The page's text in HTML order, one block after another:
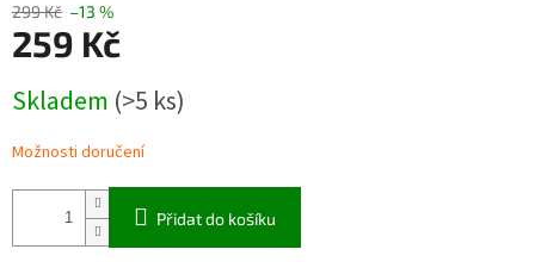
299 Kč –13 %
259 Kč
cena:
Skladem (>5 ks)
Možnosti doručení
Přidat do košíku